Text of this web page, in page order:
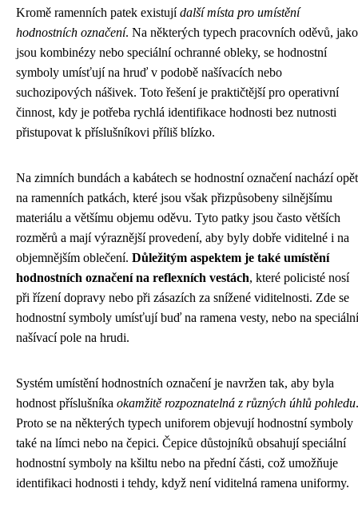
Kromě ramenních patek existujídalší místa pro umístění
hodnostních označení. Na některých typech pracovních oděvů, jako
jsou kombinézy nebo speciální ochranné obleky, se hodnostní
symboly umísťují na hruď v podobě našívacích nebo
suchozipových nášivek. Toto řešení je praktičtější pro operativní
činnost, kdy je potřeba rychlá identifikace hodnosti bez nutnosti
přistupovat k příslušníkovi příliš blízko.
Na zimních bundách a kabátech se hodnostní označení nachází opět
na ramenních patkách, které jsou však přizpůsobeny silnějšímu
materiálu a většímu objemu oděvu. Tyto patky jsou často větších
rozměrů a mají výraznější provedení, aby byly dobře viditelné i na
objemnějším oblečení. Důležitým aspektem je také umístění
hodnostních označení na reflexních vestách, které policisté nosí
při řízení dopravy nebo při zásazích za snížené viditelnosti. Zde se
hodnostní symboly umísťují buď na ramena vesty, nebo na speciální
našívací pole na hrudi.
Systém umístění hodnostních označení je navržen tak, aby byla
hodnost příslušníka okamžitě rozpoznatelná z různých úhlů pohledu.
Proto se na některých typech uniforem objevují hodnostní symboly
také na límci nebo na čepici. Čepice důstojníků obsahují speciální
hodnostní symboly na kšiltu nebo na přední části, což umožňuje
identifikaci hodnosti i tehdy, když není viditelná ramena uniformy.